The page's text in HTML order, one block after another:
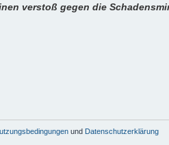
verstoß gegen die
und Datenschutzerklärung